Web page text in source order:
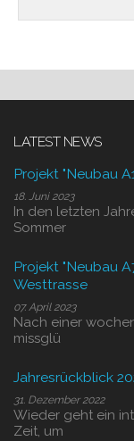
LATEST NEWS
Projekt "Neubau
18. Juni 2023
In den letzten
Sommer
Projekt "Neubau
Westtrasse
07. April 2023
Nach einer
missglü
Jahresrückblick
31. Dezember 2022
Wieder geht ein
Zeit, um